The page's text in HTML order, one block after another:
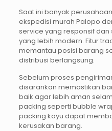
Saat ini banyak
ekspedisi murah Palopo
service yang responsif
yang lebih modern. Fitur
memantau posisi barang
distribusi berlangsung.
Sebelum proses
disarankan memastikan
baik agar lebih aman
packing seperti bubble
packing kayu dapat
kerusakan barang.